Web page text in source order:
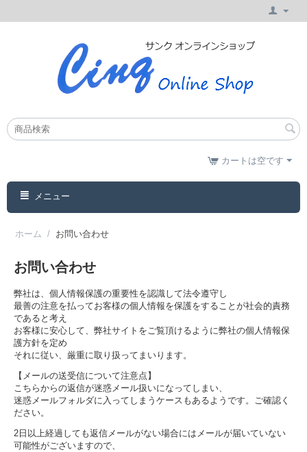
カートは空です
メニュー
ホーム / お問い合わせ
お問い合わせ
弊社は、個人情報保護の重要性を認識して法令遵守し
最善の注意を払ってお客様の個人情報を保護をすることが社会的責務
であると考え
お客様に安心して、弊社サイトをご覧頂けるように弊社の個人情報保
護方針を定め
それに従い、厳重に取り扱ってまいります。
【メールの送受信について注意点】
こちらからの返信が迷惑メール扱いになってしまい、
迷惑メールフォルダに入ってしまうケースもあるようです。ご確認く
ださい。
2日以上経過しても返信メールがない場合にはメールが届いていない
可能性がございますので、